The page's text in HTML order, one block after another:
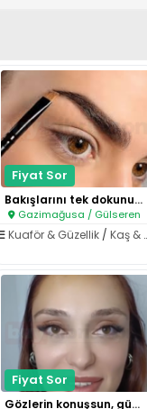
Fiyat Sor
Bakışlarını tek dokunuşla güçl..
Gazimağusa / Gülseren
Kuaför & Güzellik / Kaş & Kirpik Laminasyonu
Fiyat Sor
Gözlerin konuşsun, güzelliğin ..